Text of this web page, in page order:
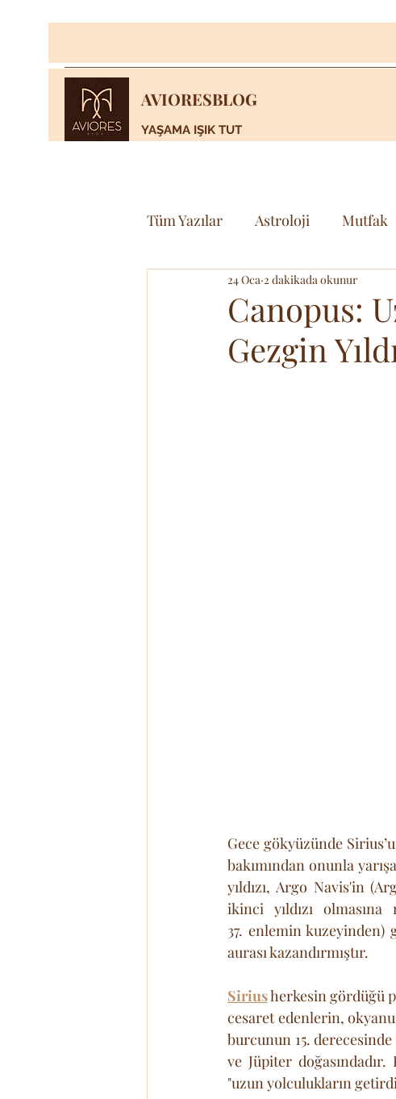
AVIORESBLOG
YAŞAMA IŞIK TUT
Tüm Yazılar Astroloji Mutfak
Bilim & Teknoloji
Canopus:
Gezgin
24 Oca 2 dakikada okunur
Gece gökyüzünde
bakımından onunla
yıldızı, Argo Navis'in
ikinci yıldızı
37. enlemin
aurası kazandırmıştır.
Sirius herkesin gördüğü
cesaret edenlerin,
burcunun 15.
ve Jüpiter
"uzun yolculukların